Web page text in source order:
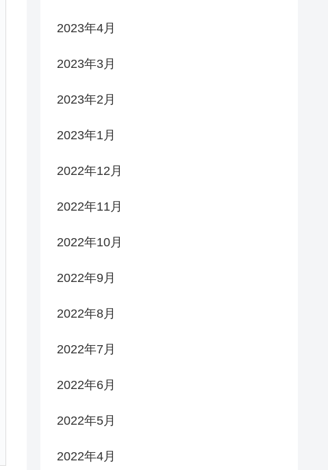
2023年4月
2023年3月
2023年2月
2023年1月
2022年12月
2022年11月
2022年10月
2022年9月
2022年8月
2022年7月
2022年6月
2022年5月
2022年4月